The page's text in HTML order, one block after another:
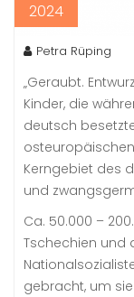
2024
Petra Rüping
„Geraubt.
Kinder, die
deutsch
Kerngebiet des
und
Ca. 50.000 –
Tschechien und
gebracht, um